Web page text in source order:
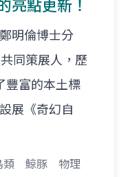
亮點更新！
明倫博士分
同策展人，歷
豐富的本土標
展《奇幻自
類 鯨豚 物理